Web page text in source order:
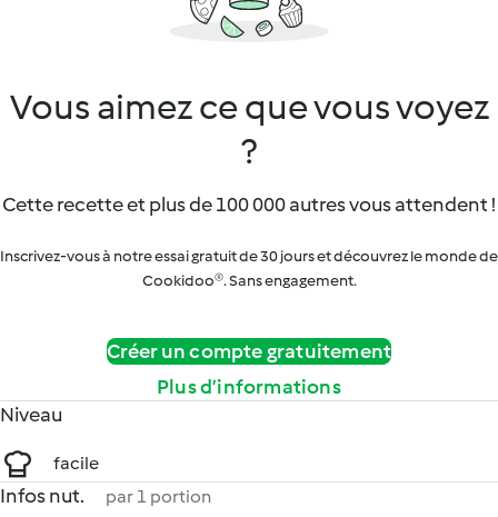
Vous aimez ce que vous voyez
?
Cette recette et plus de 100 000 autres vous attendent !
Inscrivez-vous à notre essai gratuit de 30 jours et découvrez le monde de
Cookidoo®. Sans engagement.
Créer un compte gratuitement
Plus d’informations
Niveau
facile
Infos nut. par 1 portion